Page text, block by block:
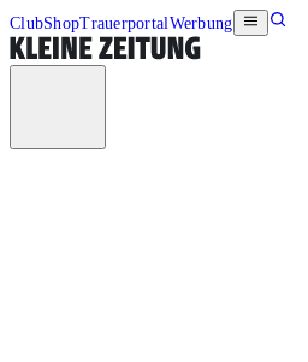
ClubShopTrauerportalWerbung